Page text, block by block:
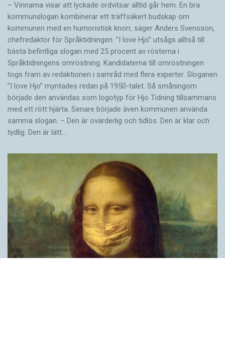
– Vinnarna visar att lyckade ordvitsar alltid går hem. En bra
kommunslogan kombinerar ett träffsäkert budskap om
kommunen med en humoristisk knorr, säger Anders Svensson,
chefredaktör för Språktidningen. ”I love Hjo” utsågs alltså till
bästa befintliga slogan med 25 procent av rösterna i
Språktidningens omröstning. Kandidaterna till omröstningen
togs fram av redaktionen i samråd med flera experter. Sloganen
”I love Hjo” myntades redan på 1950-talet. Så småningom
började den användas som logotyp för Hjo Tidning tillsammans
med ett rött hjärta. Senare började även kommunen använda
samma slogan. – Den är ovärderlig och tidlös. Den är klar och
tydlig. Den är lätt…